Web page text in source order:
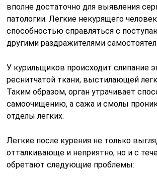
вполне достаточно для выявления
патологии. Легкие некурящего
способностью справляться с
другими раздражителями
У курильщиков происходит слипание
реснитчатой ткани, выстилающей
Таким образом, орган утрачивает
самоочищению, а сажа и смолы
отделы легких.
Легкие после курения не только
отталкивающе и неприятно, но и с
обретают следующие проблемы: